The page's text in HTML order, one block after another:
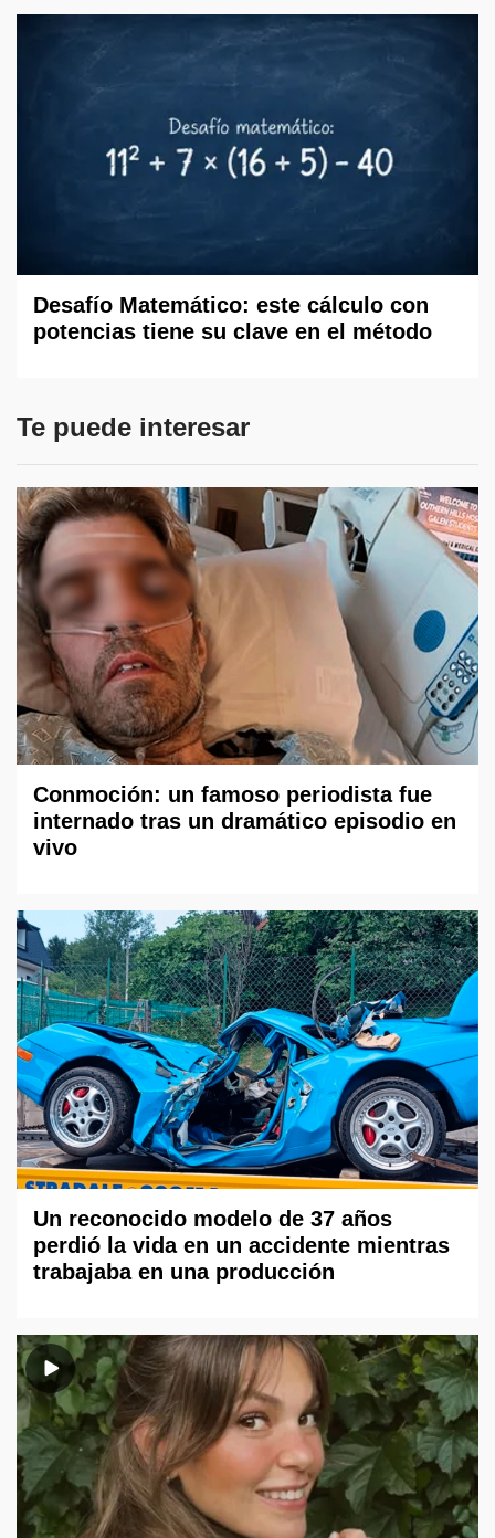
Desafío Matemático: este cálculo con
potencias tiene su clave en el método
Te puede interesar
Conmoción: un famoso periodista fue
internado tras un dramático episodio en
vivo
Un reconocido modelo de 37 años
perdió la vida en un accidente mientras
trabajaba en una producción